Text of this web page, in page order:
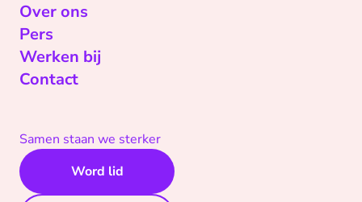
Over ons
Pers
Werken bij
Contact
Samen staan we sterker
Word lid